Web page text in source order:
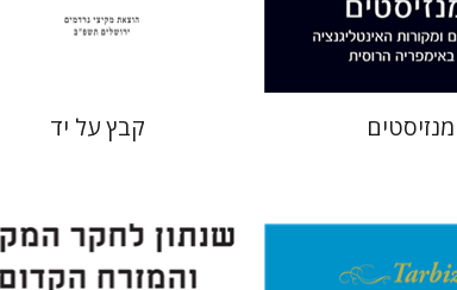
$35
$32
$39
$35
קבץ על יד